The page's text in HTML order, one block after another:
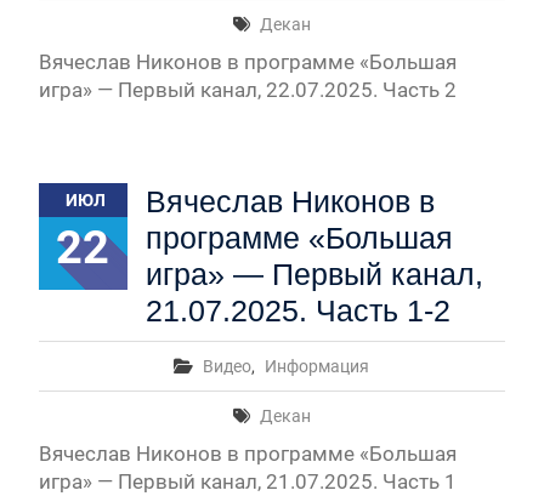
Декан
Вячеслав Никонов в программе «Большая
игра» — Первый канал, 22.07.2025. Часть 2
ИЮЛ
22
Вячеслав Никонов в
программе «Большая
игра» — Первый канал,
21.07.2025. Часть 1-2
Видео, Информация
Декан
Вячеслав Никонов в программе «Большая
игра» — Первый канал, 21.07.2025. Часть 1